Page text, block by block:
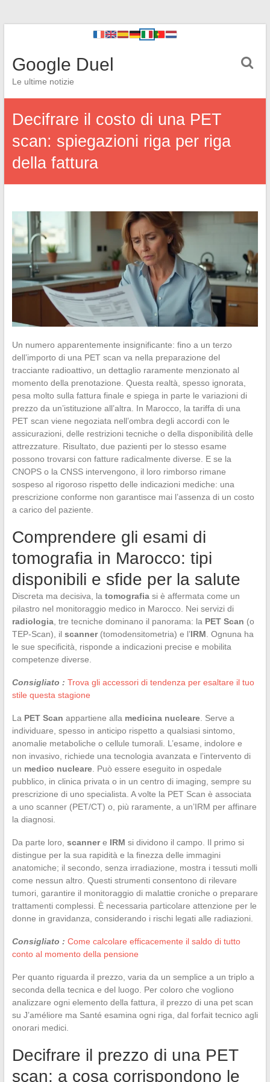
Google Duel
Le ultime notizie
Decifrare il costo di una PET
scan: spiegazioni riga per riga
della fattura
Un numero apparentemente insignificante: fino a un terzo
dell’importo di una PET scan va nella preparazione del
tracciante radioattivo, un dettaglio raramente menzionato al
momento della prenotazione. Questa realtà, spesso ignorata,
pesa molto sulla fattura finale e spiega in parte le variazioni di
prezzo da un’istituzione all’altra. In Marocco, la tariffa di una
PET scan viene negoziata nell’ombra degli accordi con le
assicurazioni, delle restrizioni tecniche o della disponibilità delle
attrezzature. Risultato, due pazienti per lo stesso esame
possono trovarsi con fatture radicalmente diverse. E se la
CNOPS o la CNSS intervengono, il loro rimborso rimane
sospeso al rigoroso rispetto delle indicazioni mediche: una
prescrizione conforme non garantisce mai l’assenza di un costo
a carico del paziente.
Comprendere gli esami di
tomografia in Marocco: tipi
disponibili e sfide per la salute
Discreta ma decisiva, la tomografiasi è affermata come un
pilastro nel monitoraggio medico in Marocco. Nei servizi di
radiologia, tre tecniche dominano il panorama: la PET Scan (o
TEP-Scan), il scanner(tomodensitometria) e l’IRM . Ognuna ha
le sue specificità, risponde a indicazioni precise e mobilita
competenze diverse.
Consigliato : Trova gli accessori di tendenza per esaltare il tuo
stile questa stagione
La PET Scan appartiene alla medicina nucleare. Serve a
individuare, spesso in anticipo rispetto a qualsiasi sintomo,
anomalie metaboliche o cellule tumorali. L’esame, indolore e
non invasivo, richiede una tecnologia avanzata e l’intervento di
un medico nucleare. Può essere eseguito in ospedale
pubblico, in clinica privata o in un centro di imaging, sempre su
prescrizione di uno specialista. A volte la PET Scan è associata
a uno scanner (PET/CT) o, più raramente, a un’IRM per affinare
la diagnosi.
Da parte loro, scannere IRM si dividono il campo. Il primo si
distingue per la sua rapidità e la finezza delle immagini
anatomiche; il secondo, senza irradiazione, mostra i tessuti molli
come nessun altro. Questi strumenti consentono di rilevare
tumori, garantire il monitoraggio di malattie croniche o preparare
trattamenti complessi. È necessaria particolare attenzione per le
donne in gravidanza, considerando i rischi legati alle radiazioni.
Consigliato : Come calcolare efficacemente il saldo di tutto
conto al momento della pensione
Per quanto riguarda il prezzo, varia da un semplice a un triplo a
seconda della tecnica e del luogo. Per coloro che vogliono
analizzare ogni elemento della fattura, il prezzo di una pet scan
su J’améliore ma Santé esamina ogni riga, dal forfait tecnico agli
onorari medici.
Decifrare il prezzo di una PET
scan: a cosa corrispondono le